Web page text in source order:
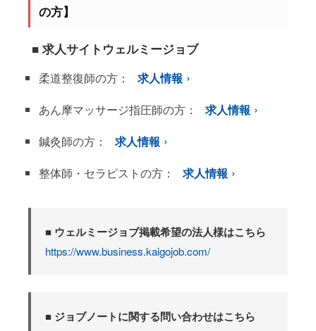
の方】
■ 求人サイトウェルミージョブ
柔道整復師の方：
求人情報
あん摩マッサージ指圧師の方：
求人情報
鍼灸師の方：
求人情報
整体師・セラピストの方：
求人情報
■ ウェルミージョブ掲載希望の法人様はこちら
https://www.business.kaigojob.com/
■ ジョブノートに関する問い合わせはこちら